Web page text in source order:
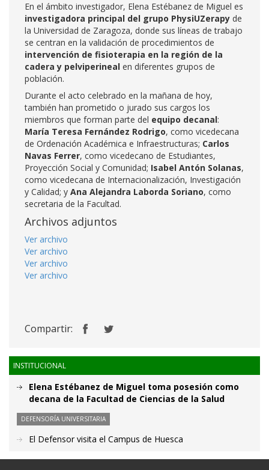
En el ámbito investigador, Elena Estébanez de Miguel es
investigadora principal del grupo PhysiUZerapy de
la Universidad de Zaragoza, donde sus líneas de trabajo
se centran en la validación de procedimientos de
intervención de fisioterapia en la región de la
cadera y pelviperineal en diferentes grupos de
población.
Durante el acto celebrado en la mañana de hoy,
también han prometido o jurado sus cargos los
miembros que forman parte del equipo decanal:
María Teresa Fernández Rodrigo, como vicedecana
de Ordenación Académica e Infraestructuras; Carlos
Navas Ferrer, como vicedecano de Estudiantes,
Proyección Social y Comunidad; Isabel Antón Solanas,
como vicedecana de Internacionalización, Investigación
y Calidad; y Ana Alejandra Laborda Soriano, como
secretaria de la Facultad.
Archivos adjuntos
Ver archivo
Ver archivo
Ver archivo
Ver archivo
Compartir:
INSTITUCIONAL
Elena Estébanez de Miguel toma posesión como
decana de la Facultad de Ciencias de la Salud
DEFENSORÍA UNIVERSITARIA
El Defensor visita el Campus de Huesca